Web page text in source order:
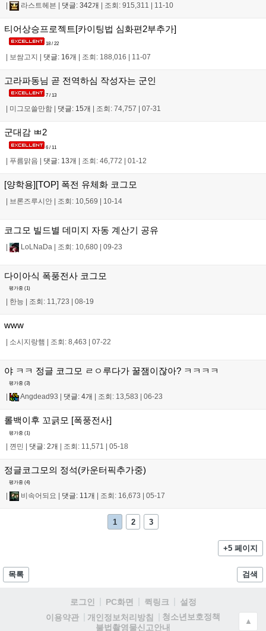
| 라스트헤븐 | 댓글: 342개 | 조회: 915,311 | 11-10
티어상승프로젝트[카이팅법 심화편2부추가]
18 / 22
보쌈고지 댓글: 16개 조회: 188,016 11-07
고라파동님 곧 전역하심 작성자는 군인
7 / 13
미그모쓸만함 댓글: 15개 조회: 74,757 07-31
군대감 ㅃ2
6 / 11
| 푸름맑음 | 댓글: 13개 | 조회: 46,772 | 01-12
[양학용][TOP] 폭전 유체화 코그모
| 브론즈루시안 | 조회: 10,569 | 10-14
코그모 빌드별 데미지 자동 계산기 공유
| LoLNaDa | 조회: 10,680 | 09-23
다이아식 폭풍전사 코그모
평가중 (1)
한능 조회: 11,723 08-19
www
소시지랑햄 조회: 8,463 07-22
야 ㅋㅋ 정글 코그모 ㄹㅇ루다가 꿀잼이잖아? ㅋㅋㅋㅋ
평가중 (3)
Angdead93 댓글: 4개 조회: 13,583 06-23
롤백이후 꼬긁모 [폭풍전사]
평가중 (1)
| 껸민 | 댓글: 2개 | 조회: 11,571 | 05-18
정글코그모의 정석(카운터픽추가중)
평가중 (4)
비속어되요 댓글: 11개 조회: 16,673 05-17
1 2 3
+5 페이지
목록 검색
로그인 PC화면 퀵링크
설정
이용약관
개인정보처리방침
청소년보호정책
불법촬영물신고안내
▲